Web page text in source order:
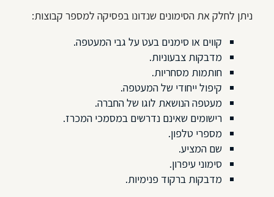
ניתן לחלק את הסימונים שנדונו בפסיקה למספר קבוצות:
קווים או סימנים בעט על גבי המעטפה.
מדבקות צבעוניות.
חותמות מסחריות.
קיפול ייחודי של המעטפה.
מעטפה הנושאת לוגו של החברה.
רישומים שאינם נדרשים במסמכי המכרז.
מספרי טלפון.
שם המציע.
סימוני עיפרון.
מדבקות ברקוד פנימיות.